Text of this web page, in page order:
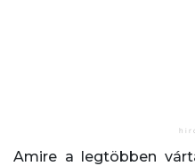
Amire a legtöbben